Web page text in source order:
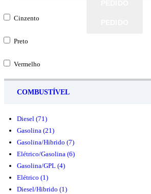
Cinzento
Preto
Vermelho
COMBUSTÍVEL
Diesel (71)
Gasolina (21)
Gasolina/Hibrido (7)
Elétrico/Gasolina (6)
Gasolina/GPL (4)
Elétrico (1)
Diesel/Hibrido (1)